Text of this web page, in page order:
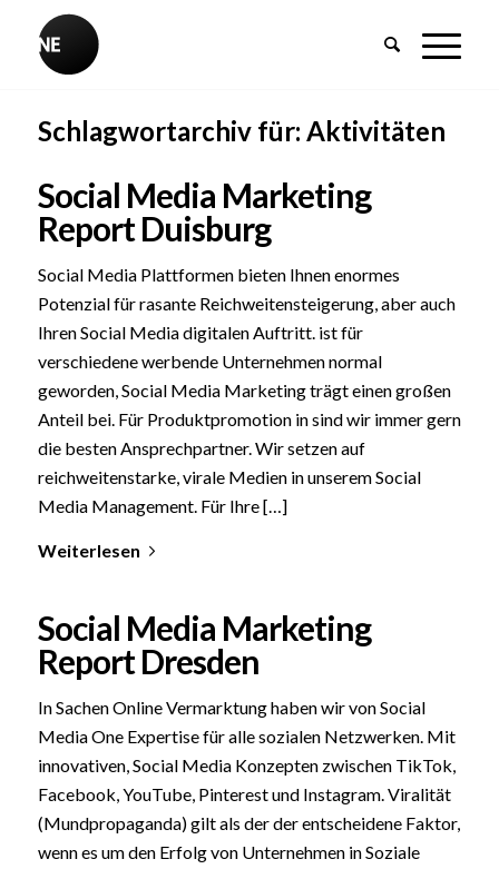
Schlagwortarchiv für: Aktivitäten
Social Media Marketing
Report Duisburg
Social Media Plattformen bieten Ihnen enormes
Potenzial für rasante Reichweitensteigerung, aber auch
Ihren Social Media digitalen Auftritt. ist für
verschiedene werbende Unternehmen normal
geworden, Social Media Marketing trägt einen großen
Anteil bei. Für Produktpromotion in sind wir immer gern
die besten Ansprechpartner. Wir setzen auf
reichweitenstarke, virale Medien in unserem Social
Media Management. Für Ihre […]
Weiterlesen
Social Media Marketing
Report Dresden
In Sachen Online Vermarktung haben wir von Social
Media One Expertise für alle sozialen Netzwerken. Mit
innovativen, Social Media Konzepten zwischen TikTok,
Facebook, YouTube, Pinterest und Instagram. Viralität
(Mundpropaganda) gilt als der der entscheidene Faktor,
wenn es um den Erfolg von Unternehmen in Soziale